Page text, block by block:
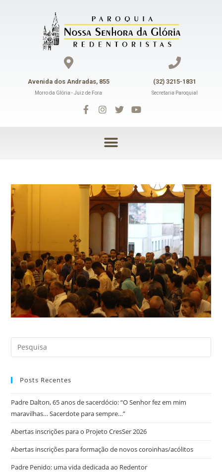
Avenida dos Andradas, 855
Morro da Glória - Juiz de Fora
(32) 3215-1831
Secretaria Paroquial
Posts Recentes
Padre Dalton, 65 anos de sacerdócio: “O Senhor fez em mim
maravilhas… Sacerdote para sempre…”
Abertas inscrições para o Projeto CresSer 2026
Abertas inscrições para formação de novos coroinhas/acólitos
Padre Penido: uma vida dedicada ao Redentor